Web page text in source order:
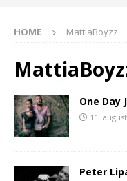
HOME MattiaBoyzz
One Day
11.
Peter